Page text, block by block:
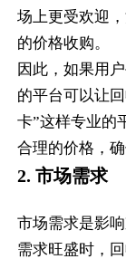
场上更受欢迎
的价格收购。
因此，如果用
的平台可以让
卡”这样专业的
合理的价格，
2. 市场需求
市场需求是影
需求旺盛时，